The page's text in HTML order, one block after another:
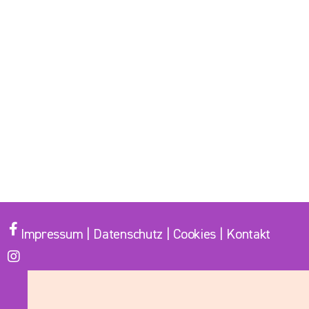
Impressum Datenschutz Cookies Kontakt